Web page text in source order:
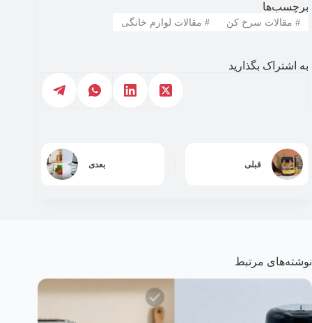
برچسب‌ها
#مقالات سرخ کن #مقالات لوازم خانگی
به اشتراک بگذارید
قبلی بعدی
نوشته‌های مرتبط